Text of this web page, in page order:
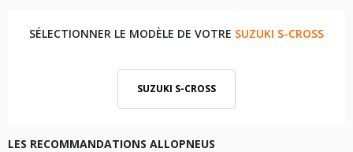
SÉLECTIONNER LE MODÈLE DE VOTRE SUZUKI S-CROSS
SUZUKI S-CROSS
LES RECOMMANDATIONS ALLOPNEUS